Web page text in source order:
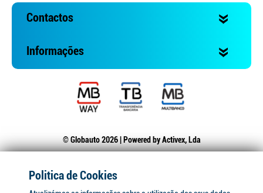
Contactos
Informações
© Globauto 2026 | Powered byActivex, Lda
Politica de Cookies